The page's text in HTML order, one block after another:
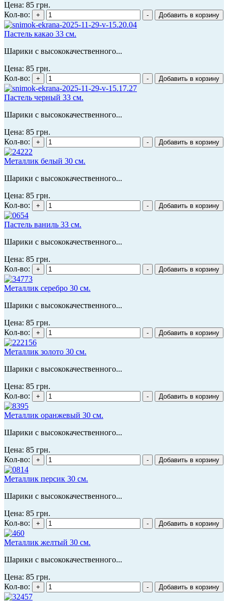
Цена: 85 грн.
Кол-во:
Пастель какао 33 см.
Шарики с высококачественного...
Цена: 85 грн.
Кол-во:
Пастель черный 33 см.
Шарики с высококачественного...
Цена: 85 грн.
Кол-во:
Металлик белый 30 см.
Шарики с высококачественного...
Цена: 85 грн.
Кол-во:
Пастель ваниль 33 см.
Шарики с высококачественного...
Цена: 85 грн.
Кол-во:
Металлик серебро 30 см.
Шарики с высококачественного...
Цена: 85 грн.
Кол-во:
Металлик золото 30 см.
Шарики с высококачественного...
Цена: 85 грн.
Кол-во:
Металлик оранжевый 30 см.
Шарики с высококачественного...
Цена: 85 грн.
Кол-во:
Металлик персик 30 см.
Шарики с высококачественного...
Цена: 85 грн.
Кол-во:
Металлик желтый 30 см.
Шарики с высококачественного...
Цена: 85 грн.
Кол-во: